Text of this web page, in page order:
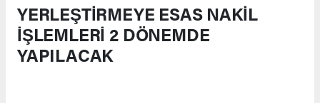
YERLEŞTİRMEYE ESAS NAKİL
İŞLEMLERİ 2 DÖNEMDE
YAPILACAK